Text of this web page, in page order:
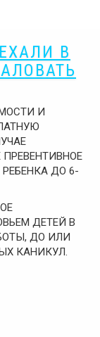
В
И
ДО 6-
ДЕТЕЙ В
ДО ИЛИ
КАНИКУЛ.